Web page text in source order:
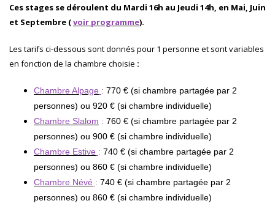
Ces stages se déroulent du Mardi 16h au Jeudi 14h, en Mai, Juin
et Septembre (voir programme).
Les tarifs ci-dessous sont donnés pour 1 personne et sont variables
en fonction de la chambre choisie :
Chambre Alpage : 770 € (si chambre partagée par 2
personnes) ou 920 € (si chambre individuelle)
Chambre Slalom : 760 € (si chambre partagée par 2
personnes) ou 900 € (si chambre individuelle)
Chambre Estive : 740 € (si chambre partagée par 2
personnes) ou 860 € (si chambre individuelle)
Chambre Névé : 740 € (si chambre partagée par 2
personnes) ou 860 € (si chambre individuelle)